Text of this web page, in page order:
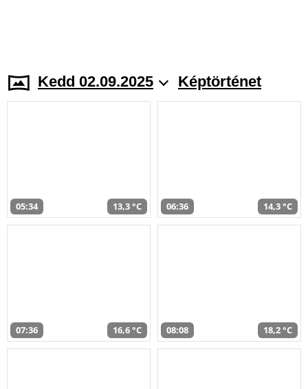
Kedd 02.09.2025 Képtörténet
05:34 13,3 °C 06:36 14,3 °C
07:36 16,6 °C 08:08 18,2 °C